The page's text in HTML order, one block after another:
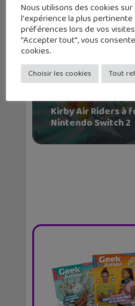
Kirby Air Riders à
Nintendo Switch 2
Nous utilisons des cookies
l'expérience la plus
préférences lors de vos
"Accepter tout", vous
cookies.
Choisir les cookies Tout